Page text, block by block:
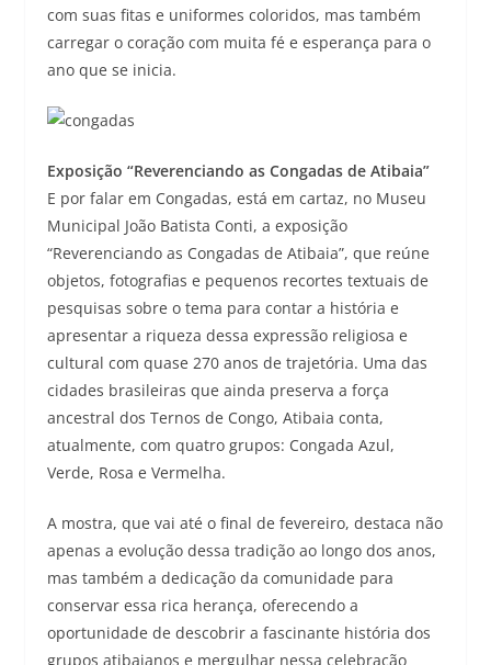
com suas fitas e uniformes coloridos, mas também
carregar o coração com muita fé e esperança para o
ano que se inicia.
Exposição “Reverenciando as Congadas de Atibaia”
E por falar em Congadas, está em cartaz, no Museu
Municipal João Batista Conti, a exposição
“Reverenciando as Congadas de Atibaia”, que reúne
objetos, fotografias e pequenos recortes textuais de
pesquisas sobre o tema para contar a história e
apresentar a riqueza dessa expressão religiosa e
cultural com quase 270 anos de trajetória. Uma das
cidades brasileiras que ainda preserva a força
ancestral dos Ternos de Congo, Atibaia conta,
atualmente, com quatro grupos: Congada Azul,
Verde, Rosa e Vermelha.
A mostra, que vai até o final de fevereiro, destaca não
apenas a evolução dessa tradição ao longo dos anos,
mas também a dedicação da comunidade para
conservar essa rica herança, oferecendo a
oportunidade de descobrir a fascinante história dos
grupos atibaianos e mergulhar nessa celebração